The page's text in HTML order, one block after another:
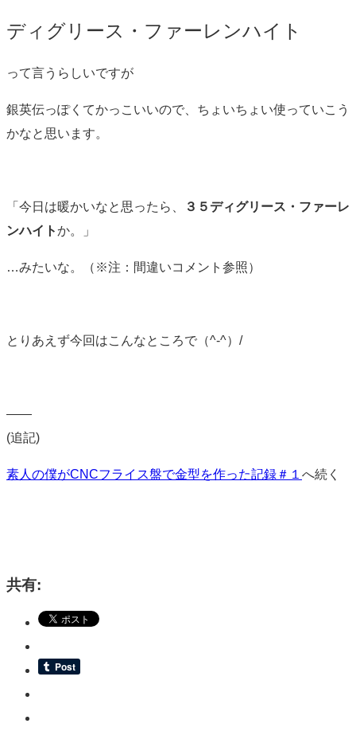
ディグリース・ファーレンハイト
って言うらしいですが
銀英伝っぽくてかっこいいので、ちょいちょい使っていこう
かなと思います。
「今日は暖かいなと思ったら、
３５ディグリース・ファーレ
ンハイトか。」
…みたいな。（※注：間違いコメント参照）
とりあえず今回はこんなところで（^-^）/
——
(追記)
素人の僕がCNCフライス盤で金型を作った記録＃１ へ続く
共有: